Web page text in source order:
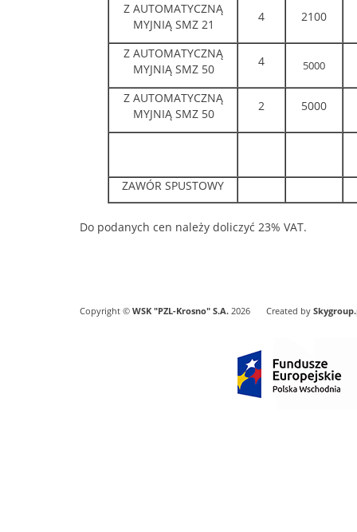
Z AUTOMATYCZNĄ
MYJNIĄ SMZ 21
4 2100
Z AUTOMATYCZNĄ
MYJNIĄ SMZ 50
4 5000
Z AUTOMATYCZNĄ
MYJNIĄ SMZ 50
2 5000
ZAWÓR SPUSTOWY
Do podanych cen należy doliczyć 23% VAT.
Copyright © WSK "PZL-Krosno" S.A. 2026 Created by